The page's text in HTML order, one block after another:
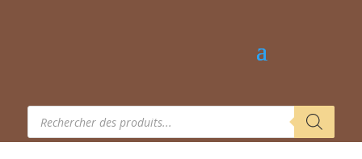
Recherche
produits